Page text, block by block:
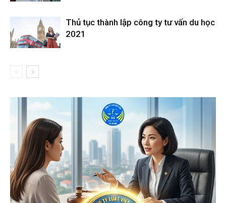
Thủ tục thành lập công ty tư vấn du học
2021